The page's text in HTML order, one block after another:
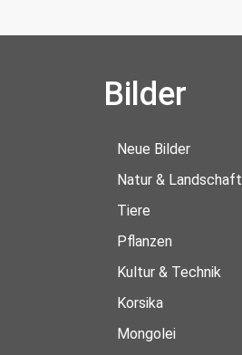
Bilder
Neue Bilder
Natur & Landschaft
Tiere
Pflanzen
Kultur & Technik
Korsika
Mongolei